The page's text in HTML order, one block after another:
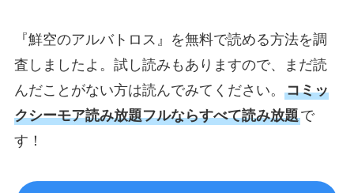
『鮮空のアルバトロス』を無料で読める方法を調
査しましたよ。試し読みもありますので、まだ読
んだことがない方は読んでみてください。 コミッ
クシーモア読み放題フルならすべて読み放題で
す！